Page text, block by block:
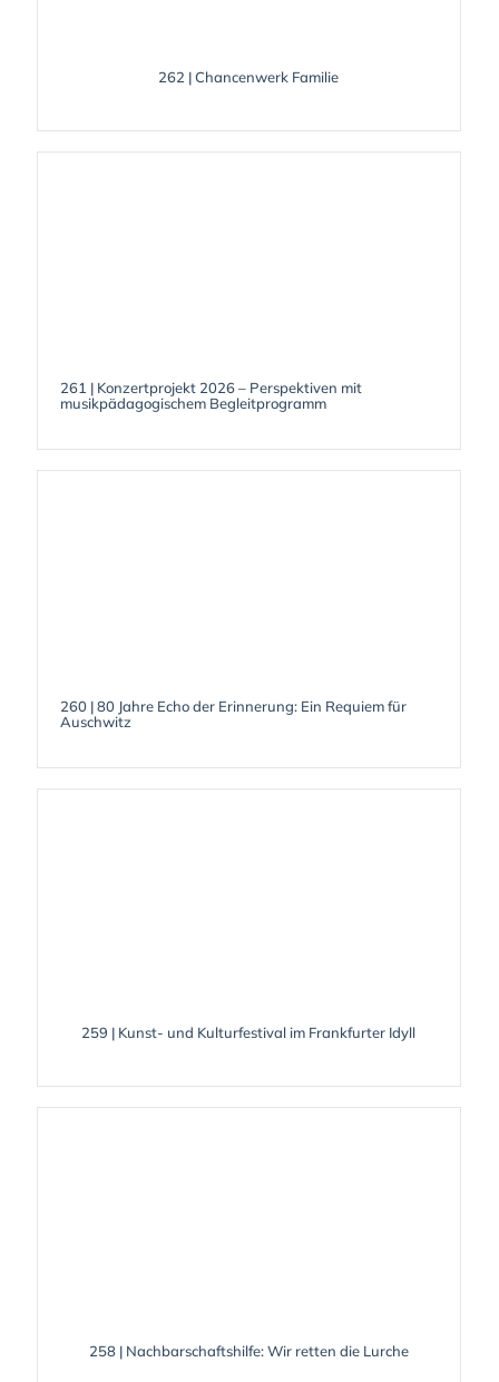
262 | Chancenwerk Familie
261 | Konzertprojekt 2026 – Perspektiven mit
musikpädagogischem Begleitprogramm
260 | 80 Jahre Echo der Erinnerung: Ein Requiem für
Auschwitz
259 | Kunst- und Kulturfestival im Frankfurter Idyll
258 | Nachbarschaftshilfe: Wir retten die Lurche